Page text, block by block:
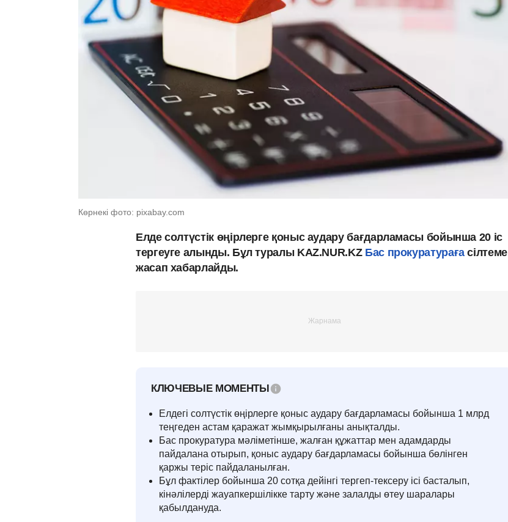
Көрнекі фото: pixabay.com
Елде солтүстік өңірлерге қоныс аудару бағдарламасы бойынша 20 іс
тергеуге алынды. Бұл туралы KAZ.NUR.KZБас прокуратурағасілтеме
жасап хабарлайды.
КЛЮЧЕВЫЕ МОМЕНТЫ
Елдегі солтүстік өңірлерге қоныс аудару бағдарламасы бойынша 1 млрд
теңгеден астам қаражат жымқырылғаны анықталды.
Бас прокуратура мәліметінше, жалған құжаттар мен адамдарды
пайдалана отырып, қоныс аудару бағдарламасы бойынша бөлінген
қаржы теріс пайдаланылған.
Бұл фактілер бойынша 20 сотқа дейінгі тергеп-тексеру ісі басталып,
кінәлілерді жауапкершілікке тарту және залалды өтеу шаралары
қабылдануда.